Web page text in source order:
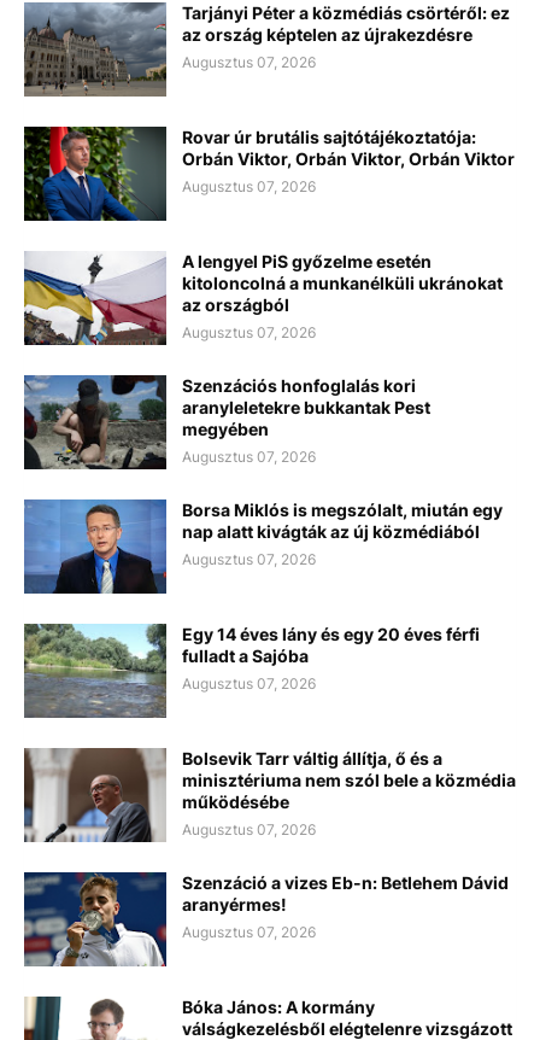
Tarjányi Péter a közmédiás csörtéről: ez
az ország képtelen az újrakezdésre
Augusztus 07, 2026
Rovar úr brutális sajtótájékoztatója:
Orbán Viktor, Orbán Viktor, Orbán Viktor
Augusztus 07, 2026
A lengyel PiS győzelme esetén
kitoloncolná a munkanélküli ukránokat
az országból
Augusztus 07, 2026
Szenzációs honfoglalás kori
aranyleletekre bukkantak Pest
megyében
Augusztus 07, 2026
Borsa Miklós is megszólalt, miután egy
nap alatt kivágták az új közmédiából
Augusztus 07, 2026
Egy 14 éves lány és egy 20 éves férfi
fulladt a Sajóba
Augusztus 07, 2026
Bolsevik Tarr váltig állítja, ő és a
minisztériuma nem szól bele a közmédia
működésébe
Augusztus 07, 2026
Szenzáció a vizes Eb-n: Betlehem Dávid
aranyérmes!
Augusztus 07, 2026
Bóka János: A kormány
válságkezelésből elégtelenre vizsgázott